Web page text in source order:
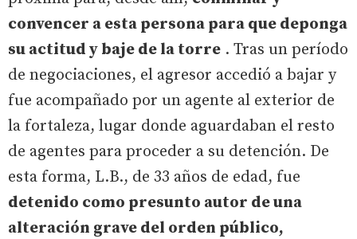
convencer a esta persona para que deponga
su actitud y baje de la torre . Tras un período
de negociaciones, el agresor accedió a bajar y
fue acompañado por un agente al exterior de
la fortaleza, lugar donde aguardaban el resto
de agentes para proceder a su detención. De
esta forma, L.B., de 33 años de edad, fue
detenido como presunto autor de una
alteración grave del orden público,